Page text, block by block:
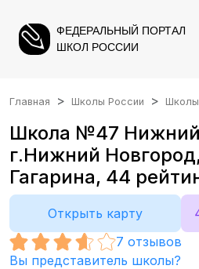
ФЕДЕРАЛЬНЫЙ ПОРТАЛ
ШКОЛ РОССИИ
Главная Школы России
Школа №47 Нижний
г.Нижний
Гагарина, 44
Открыть карту
7 отзывов
Вы представитель школы?